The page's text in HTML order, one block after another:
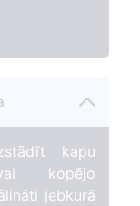
kapu
kopējo
jebkurā